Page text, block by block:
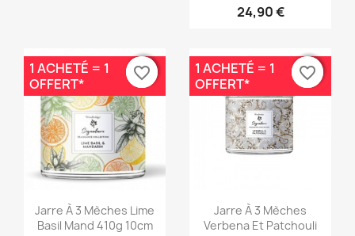
24,90 €
Aperçu rapide
Jarre À 3 Mèches Lime
Basil Mand 410g 10cm
1 ACHETÉ = 1
OFFERT*
favorite_border
favorite_border
Aperçu rapide
Jarre À 3 Mèches
Verbena Et Patchouli
1 ACHETÉ = 1
OFFERT*
favorite_border
favorite_border